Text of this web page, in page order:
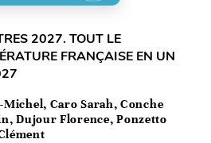
2027. TOUT LE
FRANÇAISE EN UN
Michel, Caro Sarah, Conche
Dujour Florence, Ponzetto